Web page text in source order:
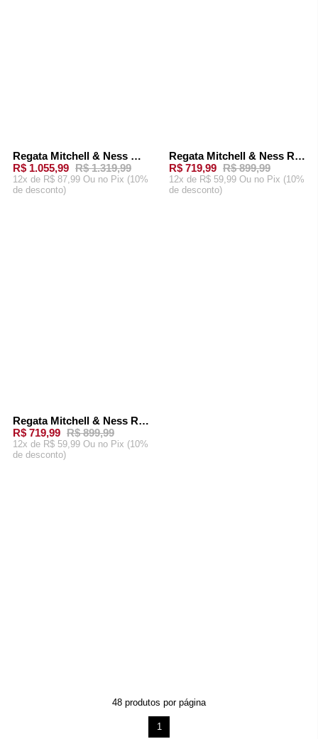
-20%
Regata Mitchell & Ness Glitter Swingman Jersey Seattle SuperSonics 1995-96 Shawn Kemp Preta
R$ 1.055,99 R$ 1.319,99
12x de R$ 87,99 Ou no Pix (10%
de desconto)
-20%Regata Mitchell & Ness Road Swingman Jersey Seattle SuperSonics 2007-08 Kevin Durant Verde
R$ 719,99 R$ 899,99
12x de R$ 59,99 Ou no Pix (10%
de desconto)
-20%Regata Mitchell & Ness Road Swingman Jersey Seattle Supersonics 2007-08 Kevin Durant Verde
R$ 719,99 R$ 899,99
12x de R$ 59,99 Ou no Pix (10%
de desconto)
48 produtos por página
1